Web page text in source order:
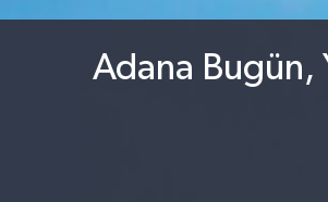
Adana Bugün,